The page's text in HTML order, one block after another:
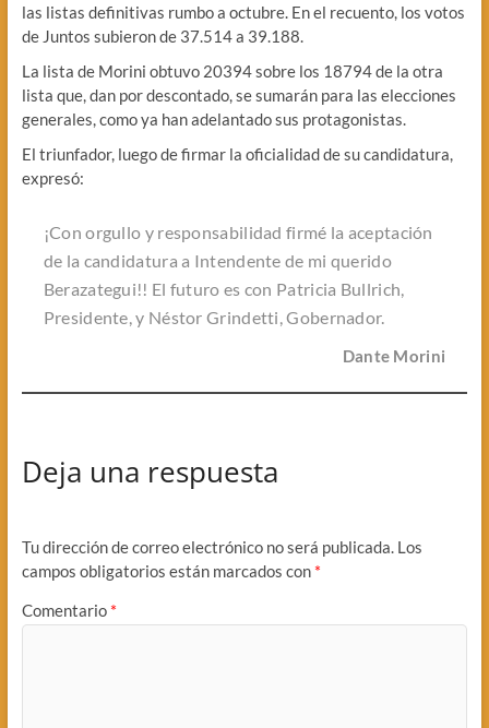
las listas definitivas rumbo a octubre. En el recuento, los votos
de Juntos subieron de 37.514 a 39.188.
La lista de Morini obtuvo 20394 sobre los 18794 de la otra
lista que, dan por descontado, se sumarán para las elecciones
generales, como ya han adelantado sus protagonistas.
El triunfador, luego de firmar la oficialidad de su candidatura,
expresó:
¡Con orgullo y responsabilidad firmé la aceptación
de la candidatura a Intendente de mi querido
Berazategui!! El futuro es con Patricia Bullrich,
Presidente, y Néstor Grindetti, Gobernador.
Dante Morini
Deja una respuesta
Tu dirección de correo electrónico no será publicada. Los
campos obligatorios están marcados con *
Comentario *